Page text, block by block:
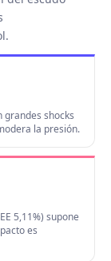
grandes shocks
la presión.
5,11%) supone
es